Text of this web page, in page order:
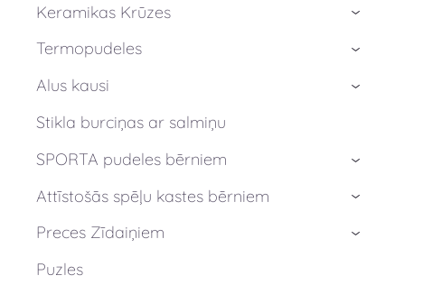
Keramikas Krūzes ›
Termopudeles ›
Alus kausi ›
Stikla burciņas ar salmiņu
SPORTA pudeles bērniem
›
Attīstošās spēļu kastes bērniem ›
Preces Zīdaiņiem ›
Puzles